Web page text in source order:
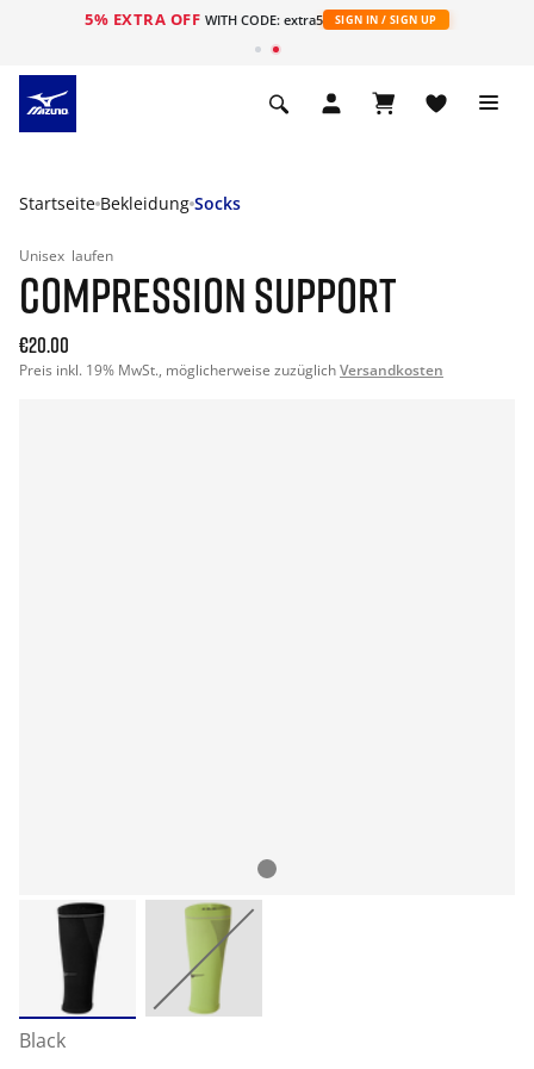
5% EXTRA OFF WITH CODE: extra5 SIGN IN / SIGN UP
Startseite Bekleidung Socks
Unisex laufen
COMPRESSION SUPPORT
€20.00
Preis inkl. 19% MwSt., möglicherweise zuzüglichVersandkosten
Black